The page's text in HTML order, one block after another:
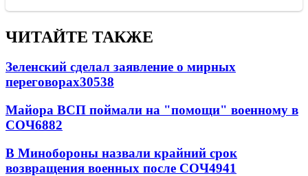
ЧИТАЙТЕ ТАКЖЕ
Зеленский сделал заявление о мирных
переговорах30538
Майора ВСП поймали на "помощи" военному в
СОЧ6882
В Минобороны назвали крайний срок
возвращения военных после СОЧ4941